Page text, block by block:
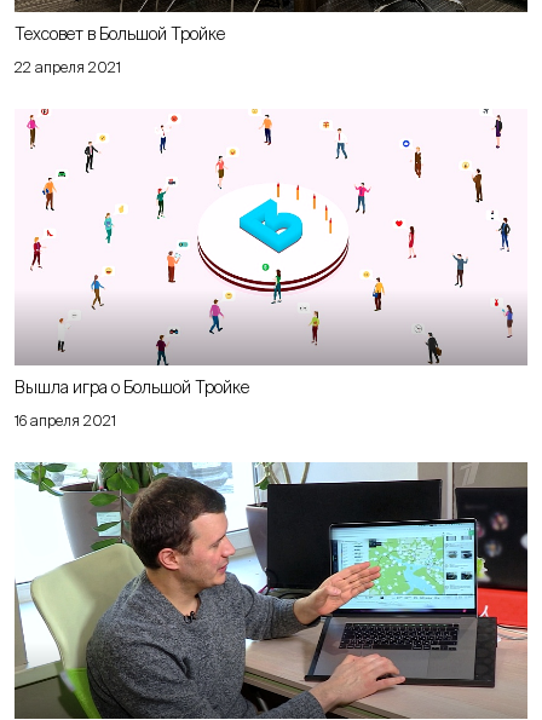
22 апреля 2021
Техсовет в Большой Тройке
16 апреля 2021
Вышла игра о Большой Тройке